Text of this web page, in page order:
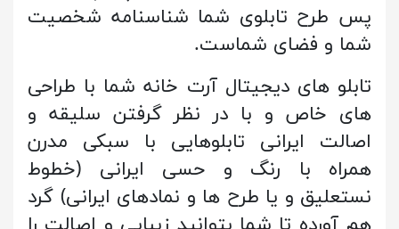
پس طرح تابلوی شما شناسنامه شخصیت
شما و فضای شماست.
تابلو های دیجیتال آرت خانه شما با طراحی
های خاص و با در نظر گرفتن سلیقه و
اصالت ایرانی تابلوهایی با سبکی مدرن
همراه با رنگ و حسی ایرانی (خطوط
نستعلیق و یا طرح ها و نمادهای ایرانی) گرد